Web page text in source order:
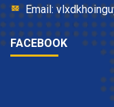
Email:
FACEBOOK